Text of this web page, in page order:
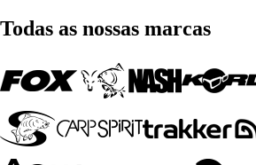
Todas as nossas marcas